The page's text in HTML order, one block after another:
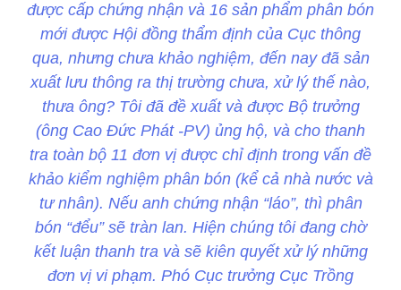
được cấp chứng nhận và 16 sản phẩm phân bón
mới được Hội đồng thẩm định của Cục thông
qua, nhưng chưa khảo nghiệm, đến nay đã sản
xuất lưu thông ra thị trường chưa, xử lý thế nào,
thưa ông? Tôi đã đề xuất và được Bộ trưởng
(ông Cao Đức Phát -PV) ủng hộ, và cho thanh
tra toàn bộ 11 đơn vị được chỉ định trong vấn đề
khảo kiểm nghiệm phân bón (kể cả nhà nước và
tư nhân). Nếu anh chứng nhận “láo”, thì phân
bón “đểu” sẽ tràn lan. Hiện chúng tôi đang chờ
kết luận thanh tra và sẽ kiên quyết xử lý những
đơn vị vi phạm. Phó Cục trưởng Cục Trồng